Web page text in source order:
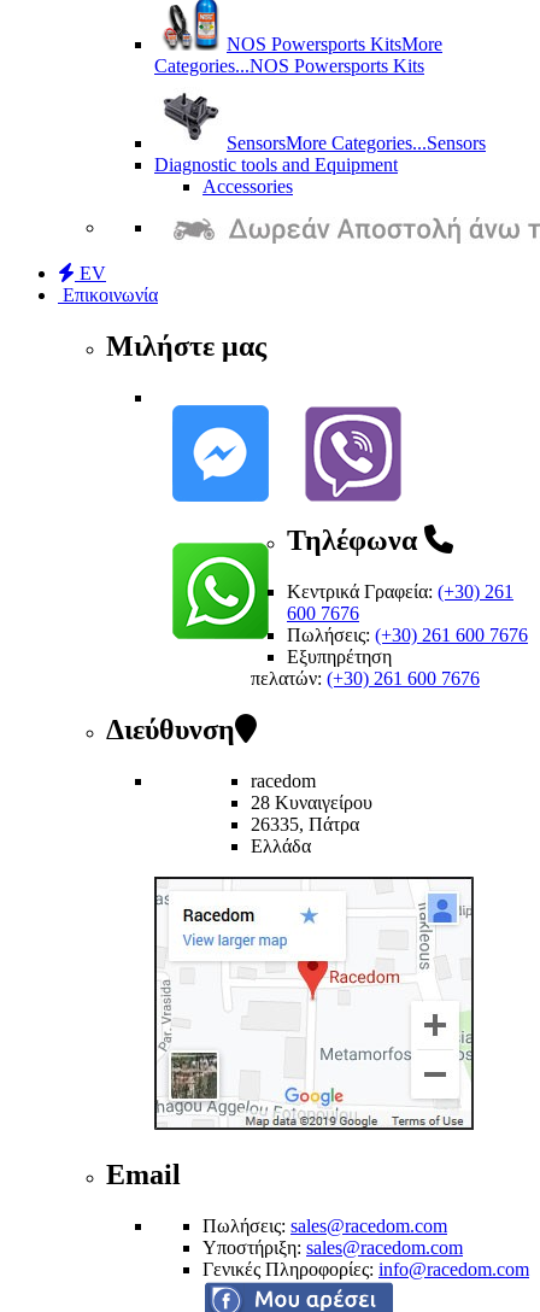
NOS Powersports KitsMore
Categories...NOS Powersports Kits
SensorsMore Categories...Sensors
Diagnostic tools and Equipment
Accessories
EV
Επικοινωνία
Μιλήστε μας
Τηλέφωνα
Κεντρικά Γραφεία: (+30) 261
600 7676
Πωλήσεις: (+30) 261 600 7676
Εξυπηρέτηση
πελατών: (+30) 261 600 7676
Διεύθυνση
racedom
28 Κυναιγείρου
26335, Πάτρα
Ελλάδα
Email
Πωλήσεις: sales@racedom.com
Υποστήριξη: sales@racedom.com
Γενικές Πληροφορίες: info@racedom.com